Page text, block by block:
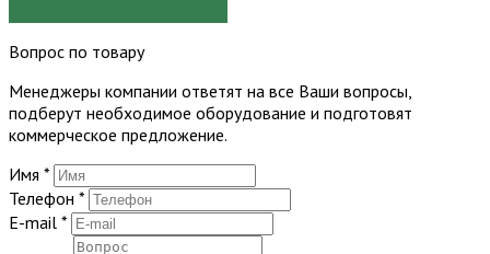
Вопрос по товару
Менеджеры компании ответят на все Ваши вопросы,
подберут необходимое оборудование и подготовят
коммерческое предложение.
Имя *
Телефон *
E-mail *